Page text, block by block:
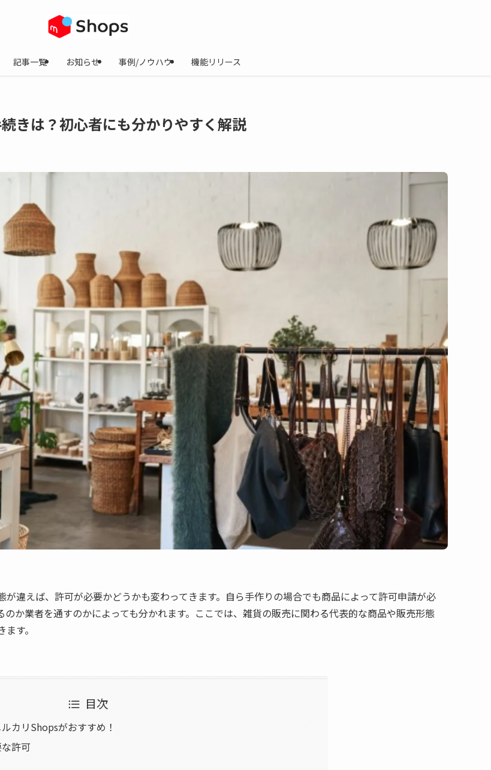
記事一覧 お知らせ 事例/ノウハウ 機能リリース
きは？初心者にも分かりやすく解説
違えば、許可が必要かどうかも変わってきます。自ら手作りの場合でも商品によって許可申請が必
か業者を通すのかによっても分かれます。ここでは、雑貨の販売に関わる代表的な商品や販売形態
す。
目次
カリShopsがおすすめ！
許可